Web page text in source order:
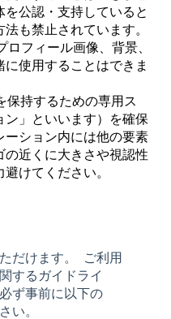
公認・支持していると
も禁止されています。
フィール画像、背景、
使用することはできま
保持するための専用ス
」といいます）を確保
ション内には他の要素
近くに大きさや視認性
けてください。
だけます。 ご利用
するガイドライ
ず事前に以下の
い。